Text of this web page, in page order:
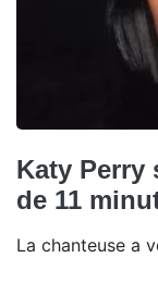
Katy Perry
de 11
La chanteuse a